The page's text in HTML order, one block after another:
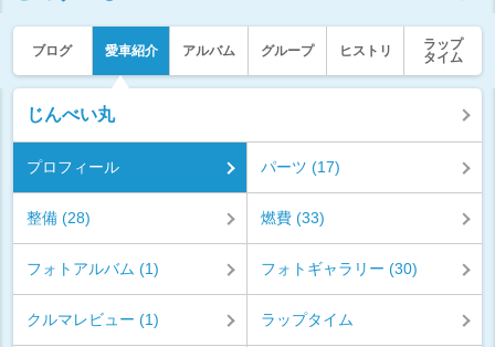
ブログ 愛車紹介 アルバム グループ ヒストリ
ラップ
タイム
じんべい丸
プロフィール パーツ (17)
整備 (28) 燃費 (33)
フォトアルバム (1) フォトギャラリー (30)
クルマレビュー (1) ラップタイム